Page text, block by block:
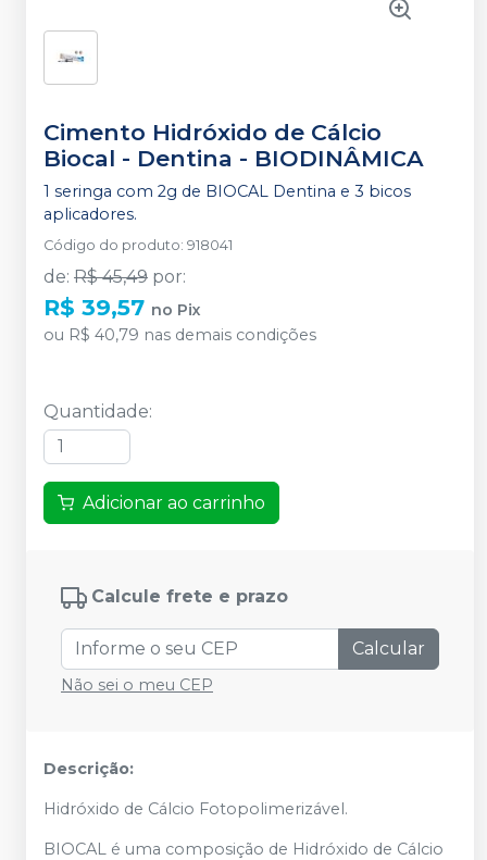
Cimento Hidróxido de Cálcio
Biocal - Dentina - BIODINÂMICA
1 seringa com 2g de BIOCAL Dentina e 3 bicos
aplicadores.
Código do produto: 918041
de: R$ 45,49 por:
R$ 39,57 no Pix
ou R$ 40,79 nas demais condições
Quantidade:
Adicionar ao carrinho
Calcule frete e prazo
Calcular
Não sei o meu CEP
Descrição:
Hidróxido de Cálcio Fotopolimerizável.
BIOCAL é uma composição de Hidróxido de Cálcio